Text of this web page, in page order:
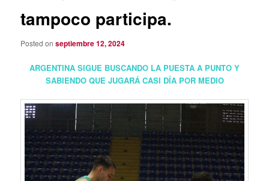
tampoco participa.
Posted onseptiembre 12, 2024
ARGENTINA SIGUE BUSCANDO LA PUESTA A PUNTO Y
SABIENDO QUE JUGARÁ CASI DÍA POR MEDIO